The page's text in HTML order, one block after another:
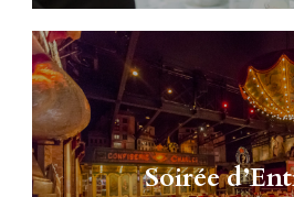
Soirée